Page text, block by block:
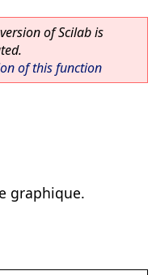
of Scilab is
of this function
graphique.